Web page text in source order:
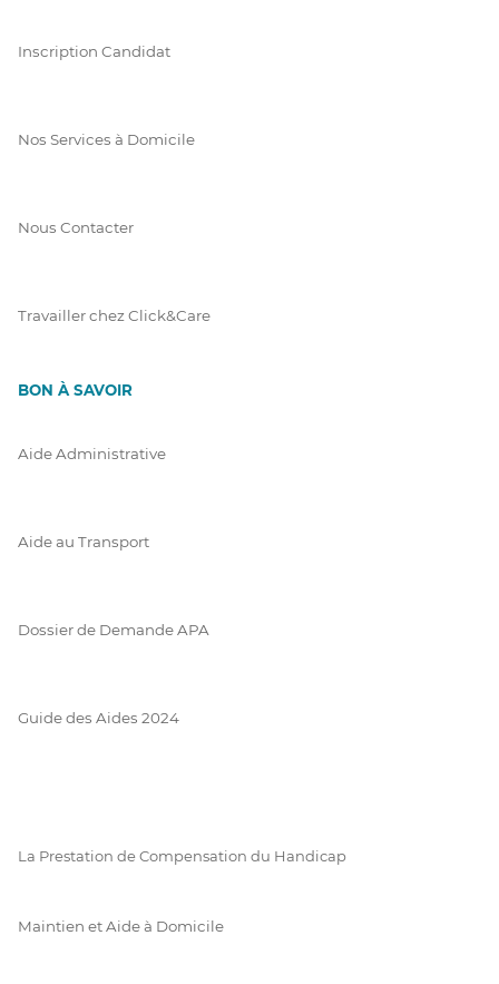
Inscription Candidat
Nos Services à Domicile
Nous Contacter
Travailler chez Click&Care
BON À SAVOIR
Aide Administrative
Aide au Transport
Dossier de Demande APA
Guide des Aides 2024
La Prestation de Compensation du Handicap
Maintien et Aide à Domicile